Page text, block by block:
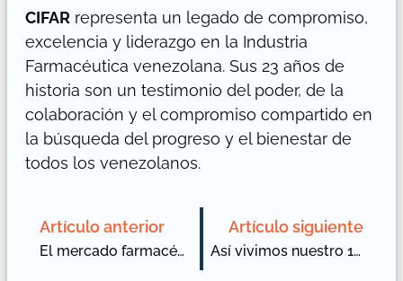
CIFAR representa un legado de compromiso,
excelencia y liderazgo en la Industria
Farmacéutica venezolana. Sus 23 años de
historia son un testimonio del poder, de la
colaboración y el compromiso compartido en
la búsqueda del progreso y el bienestar de
todos los venezolanos.
Artículo anterior
El mercado farmacéutico en Venezuela subió 9,3 % en agosto de 2023, según industria
Artículo siguiente
Así vivimos nuestro 1er Networking Farmacéutico (2024)